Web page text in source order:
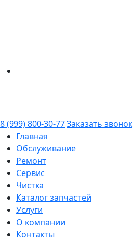
8 (999) 800-30-77Заказать звонок
Главная
Обслуживание
Ремонт
Сервис
Чистка
Каталог запчастей
Услуги
О компании
Контакты